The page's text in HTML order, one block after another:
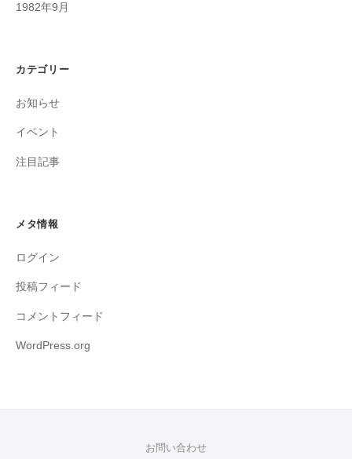
1982年9月
カテゴリー
お知らせ
イベント
注目記事
メタ情報
ログイン
投稿フィード
コメントフィード
WordPress.org
お問い合わせ